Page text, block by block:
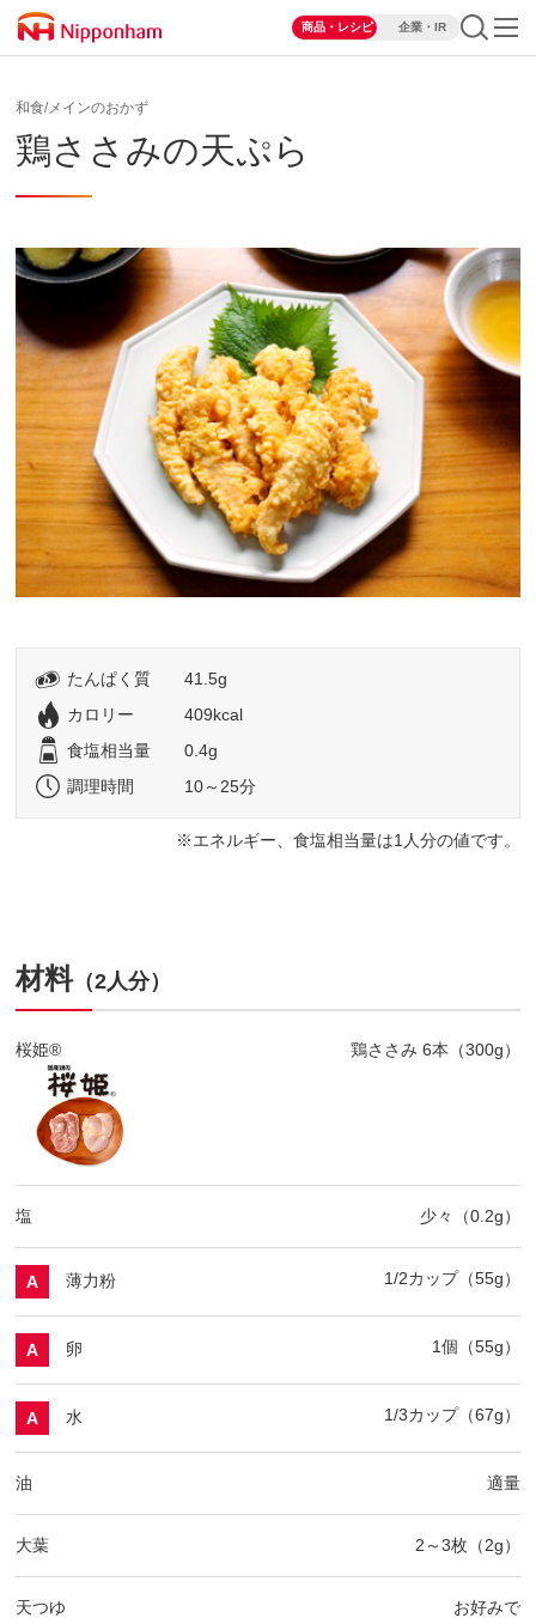
商品・レシピ 企業・IR
和食/メインのおかず
鶏ささみの天ぷら
たんぱく質
41.5g
カロリー
409kcal
食塩相当量
0.4g
調理時間
10～25分
エネルギー、食塩相当量は1人分の値です。
材料（2人分）
桜姫® 鶏ささみ 6本（300g）
塩 少々（0.2g）
A 薄力粉 1/2カップ（55g）
A 卵 1個（55g）
A 水 1/3カップ（67g）
油 適量
大葉 2～3枚（2g）
天つゆ お好みで